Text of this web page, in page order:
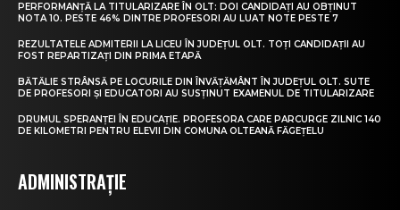
PERFORMANȚĂ LA TITULARIZARE ÎN OLT: DOI CANDIDAȚI AU OBȚINUT
NOTA 10. PESTE 46% DINTRE PROFESORI AU LUAT NOTE PESTE 7
REZULTATELE ADMITERII LA LICEU ÎN JUDEȚUL OLT. TOȚI CANDIDAȚII AU
FOST REPARTIZAȚI DIN PRIMA ETAPĂ
BĂTĂLIE STRÂNSĂ PE LOCURILE DIN ÎNVĂȚĂMÂNT ÎN JUDEȚUL OLT. SUTE
DE PROFESORI ȘI EDUCATORI AU SUSȚINUT EXAMENUL DE TITULARIZARE
DRUMUL SPERANȚEI ÎN EDUCAȚIE. PROFESORA CARE PARCURGE ZILNIC 140
DE KILOMETRI PENTRU ELEVII DIN COMUNA OLTEANĂ FĂGEȚELU
ADMINISTRAȚIE